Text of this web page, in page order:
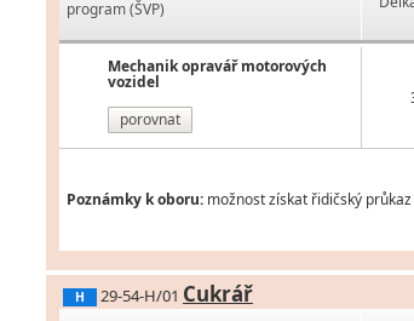
program (ŠVP)
Mechanik opravář motorových
vozidel
porovnat
Poznámky k oboru: možnost získat řidičský
H 29-54-H/01 Cukrář